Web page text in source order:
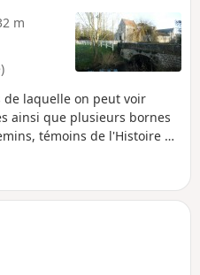
m
de laquelle on peut voir
ainsi que plusieurs bornes
témoins de l'Histoire de
aux abords du Château de